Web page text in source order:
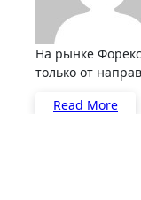
На рынке Форекс прибыль трейдера зависит не
только от
Read More